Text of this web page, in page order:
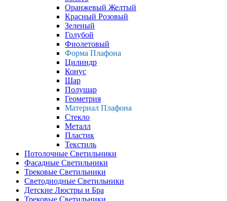
Оранжевый Желтый
Красный Розовый
Зеленый
Голубой
Фиолетовый
Форма Плафона
Цилиндр
Конус
Шар
Полушар
Геометрия
Материал Плафона
Стекло
Металл
Пластик
Текстиль
Потолочные Светильники
Фасадные Светильники
Трековые Светильники
Светодиодные Светильники
Детские Люстры и Бра
Трековые Светильники